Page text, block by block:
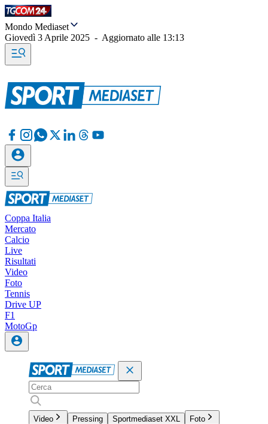
Mondo Mediaset
Giovedì 3 Aprile 2025 - Aggiornato alle 13:13
Coppa Italia
Mercato
Calcio
Live
Risultati
Video
Foto
Tennis
Drive UP
F1
MotoGp
Video Pressing Sportmediaset XXL
Foto